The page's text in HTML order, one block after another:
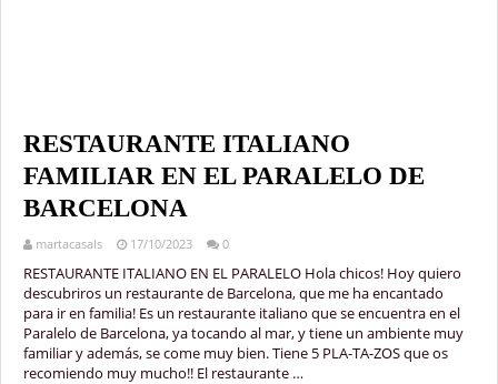
RESTAURANTE ITALIANO
FAMILIAR EN EL PARALELO DE
BARCELONA
martacasals 17/10/2023 0
RESTAURANTE ITALIANO EN EL PARALELO Hola chicos! Hoy quiero
descubriros un restaurante de Barcelona, que me ha encantado
para ir en familia! Es un restaurante italiano que se encuentra en el
Paralelo de Barcelona, ya tocando al mar, y tiene un ambiente muy
familiar y además, se come muy bien. Tiene 5 PLA-TA-ZOS que os
recomiendo muy mucho!! El restaurante …